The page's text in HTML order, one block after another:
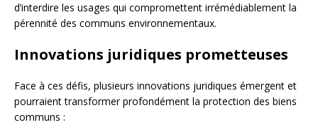
d’interdire les usages qui compromettent irrémédiablement la
pérennité des communs environnementaux.
Innovations juridiques prometteuses
Face à ces défis, plusieurs innovations juridiques émergent et
pourraient transformer profondément la protection des biens
communs :